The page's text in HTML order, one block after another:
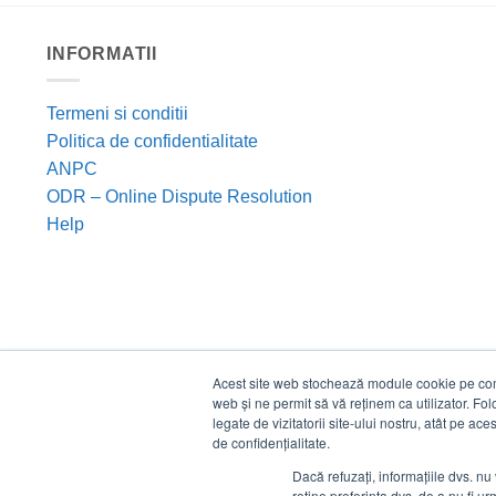
Acest site web stochează module cookie pe
web și ne permit să vă reținem ca utilizator.
legate de vizitatorii site-ului nostru, atât pe
de confidențialitate.
Dacă refuzați, informațiile dvs.
INFORMATII
Termeni si conditii
Politica de confidentialitate
ANPC
ODR – Online Dispute Resolution
Help